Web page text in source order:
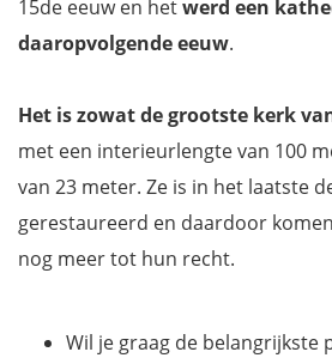
15de eeuw en hetwerd een
daaropvolgende eeuw.
Het is zowat de grootste kerk
met een interieurlengte van 100
van 23 meter. Ze is in het laatste
gerestaureerd en daardoor
nog meer tot hun recht.
Wil je graag de belangrijkste